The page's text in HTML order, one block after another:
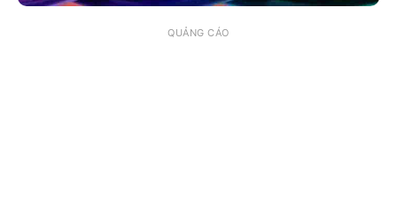
QUẢNG CÁO